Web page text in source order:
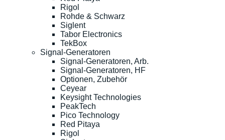
Rigol
Rohde & Schwarz
Siglent
Tabor Electronics
TekBox
Signal-Generatoren
Signal-Generatoren, Arb.
Signal-Generatoren, HF
Optionen, Zubehör
Ceyear
Keysight Technologies
PeakTech
Pico Technology
Red Pitaya
Rigol